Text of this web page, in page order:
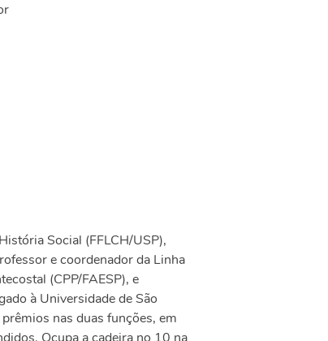
Social (FFLCH/USP),
e coordenador da Linha
(CPP/FAESP), e
à Universidade de São
nas duas funções, em